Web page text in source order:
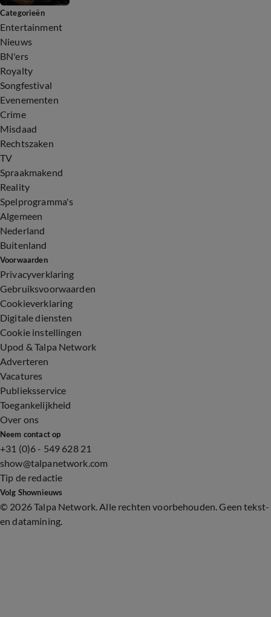
Categorieën
Entertainment
Nieuws
BN'ers
Royalty
Songfestival
Evenementen
Crime
Misdaad
Rechtszaken
TV
Spraakmakend
Reality
Spelprogramma's
Algemeen
Nederland
Buitenland
Voorwaarden
Privacyverklaring
Gebruiksvoorwaarden
Cookieverklaring
Digitale diensten
Cookie instellingen
Upod & Talpa Network
Adverteren
Vacatures
Publieksservice
Toegankelijkheid
Over ons
Neem contact op
+31 (0)6 - 549 628 21
show@talpanetwork.com
Tip de redactie
Volg Shownieuws
© 2026 Talpa Network. Alle rechten voorbehouden. Geen tekst-
en datamining.